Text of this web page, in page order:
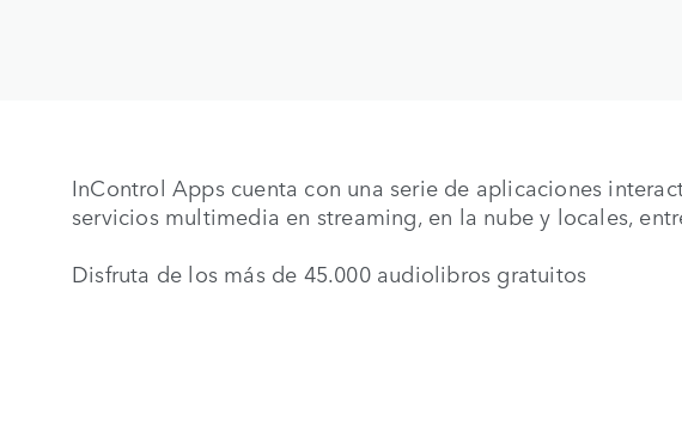
InControl Apps cuenta con una serie de aplicaciones
servicios multimedia en streaming, en la nube y locales,
Disfruta de los más de 45.000 audiolibros gratuitos